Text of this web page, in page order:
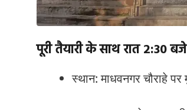
पूरी तैयारी के साथ रात 2:30
स्थान: माधवनगर चौराहे